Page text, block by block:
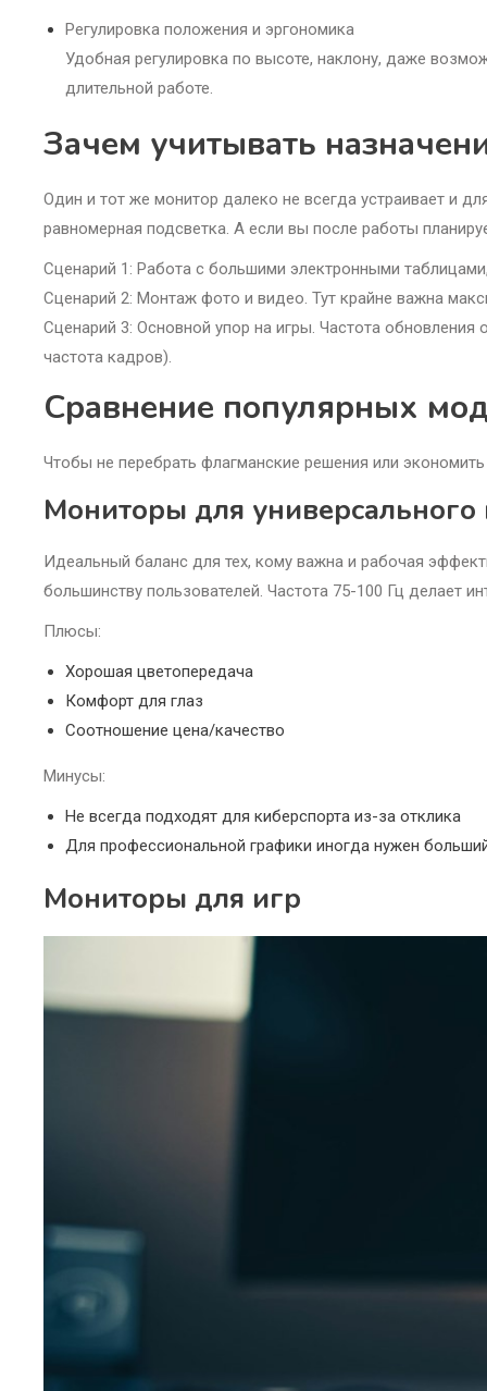
Регулировка положения и эргономика
Удобная регулировка по высоте, наклону, даже
длительной работе.
Зачем учитывать
Один и тот же монитор далеко не всегда устраивает и
равномерная подсветка. А если вы после работы
Сценарий 1: Работа с большими электронными
Сценарий 2: Монтаж фото и видео. Тут крайне важна
Сценарий 3: Основной упор на игры. Частота
частота кадров).
Сравнение популярных
Чтобы не перебрать флагманские решения или
Мониторы для универсального
Идеальный баланс для тех, кому важна и рабочая
большинству пользователей. Частота 75-100 Гц делает
Плюсы:
Хорошая цветопередача
Комфорт для глаз
Соотношение цена/качество
Минусы:
Не всегда подходят для киберспорта из-за отклика
Для профессиональной графики иногда нужен
Мониторы для игр